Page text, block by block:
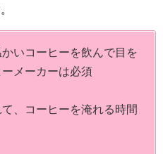
いコーヒーを飲んで目を
メーカーは必須
、コーヒーを淹れる時間